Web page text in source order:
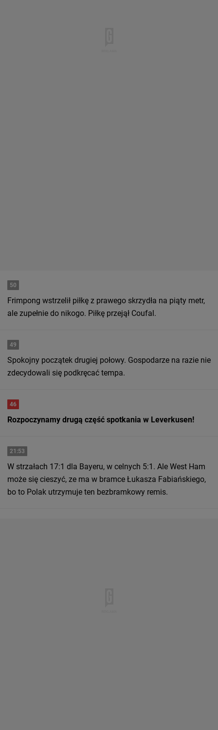
50
Frimpong wstrzelił piłkę z prawego skrzydła na piąty metr,
ale zupełnie do nikogo. Piłkę przejął Coufal.
49
Spokojny początek drugiej połowy. Gospodarze na razie nie
zdecydowali się podkręcać tempa.
46
Rozpoczynamy drugą część spotkania w Leverkusen!
21:53
W strzałach 17:1 dla Bayeru, w celnych 5:1. Ale West Ham
może się cieszyć, ze ma w bramce Łukasza Fabiańskiego,
bo to Polak utrzymuje ten bezbramkowy remis.